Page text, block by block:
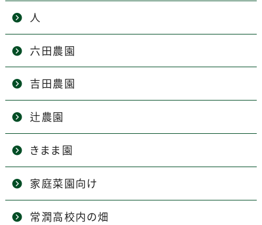
人
六田農園
吉田農園
辻農園
きまま園
家庭菜園向け
常潤高校内の畑